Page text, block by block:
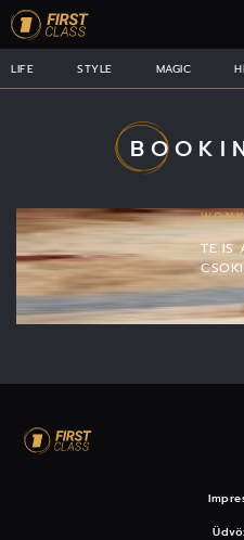
LIFE STYLE MAGIC
TE IS